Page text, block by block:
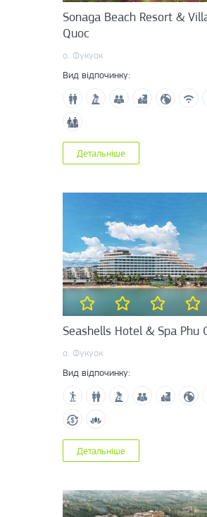
Sonaga Beach Resort &
Quoc
о. Фукуок
Вид відпочинку:
Детальніше
Seashells Hotel & Spa Phu
о. Фукуок
Вид відпочинку:
Детальніше